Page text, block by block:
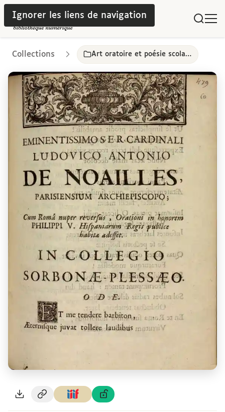
Ignorer les liens de navigation
Collections Art oratoire et poésie scolaire dans les collèges parisiens, 17e-18e siècles